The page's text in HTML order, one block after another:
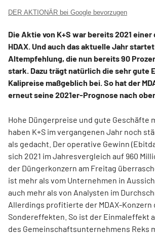
DER AKTIONÄR bei Google bevorzugen
Die Aktie von K+S war bereits 2021
HDAX. Und auch das aktuelle Jahr
Altempfehlung, die nun bereits 90
stark. Dazu trägt natürlich die sehr gute
Kalipreise maßgeblich bei. So hat der
erneut seine 2021er-Prognose nach
Hohe Düngerpreise und gute Geschäfte
haben K+S im vergangenen Jahr noch
als gedacht. Der operative Gewinn
sich 2021 im Jahresvergleich auf 960
der Düngerkonzern am Freitag
ist mehr als vom Unternehmen in
auch mehr als von Analysten im
Allerdings profitierte der MDAX-Konzern
Sondereffekten. So ist der Einmaleffekt
des Gemeinschaftsunternehmens Reks